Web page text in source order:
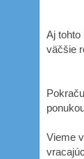
Aj tohto
väčšie
Vieme